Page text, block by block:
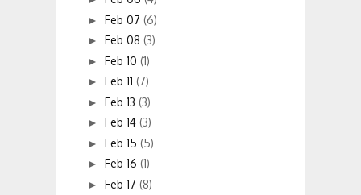
► Feb 07 (6)
► Feb 08 (3)
► Feb 10 (1)
► Feb 11 (7)
► Feb 13 (3)
► Feb 14 (3)
► Feb 15 (5)
► Feb 16 (1)
► Feb 17 (8)